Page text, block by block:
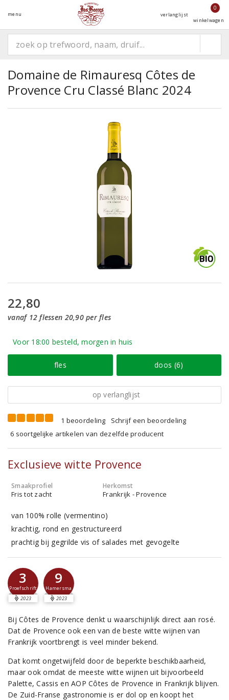
menu verlanglijst
0
winkelwagen
Domaine de Rimauresq Côtes de
Provence Cru Classé Blanc 2024
22,80
vanaf 12 flessen 20,90 per fles
Voor 18:00 besteld, morgen in huis
fles doos (6)
op verlanglijst
1 beoordeling
Schrijf een beoordeling
6 soortgelijke artikelen van dezelfde producent
Exclusieve witte Provence
Smaakprofiel
Fris tot zacht
Herkomst
Frankrijk - Provence
van 100% rolle (vermentino)
krachtig, rond en gestructureerd
prachtig bij gegrilde vis of salades met gevogelte
3
Proefschrift
2023
9
Hamersma
2023
Bij Côtes de Provence denkt u waarschijnlijk direct aan rosé.
Dat de Provence ook een van de beste witte wijnen van
Frankrijk voortbrengt is veel minder bekend.
Dat komt ongetwijfeld door de beperkte beschikbaarheid,
maar ook omdat de meeste witte wijnen uit bijvoorbeeld
Palette, Cassis en AOP Côtes de Provence in Frankrijk blijven.
De Zuid-Franse gastronomie is er dol op en koopt het